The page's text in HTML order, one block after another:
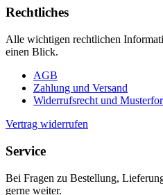
Rechtliches
Alle wichtigen rechtlichen
einen Blick.
AGB
Zahlung und Versand
Widerrufsrecht und
Vertrag widerrufen
Service
Bei Fragen zu Bestellung,
gerne weiter.